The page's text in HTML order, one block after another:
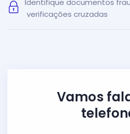
verificações cruzadas
Vamos